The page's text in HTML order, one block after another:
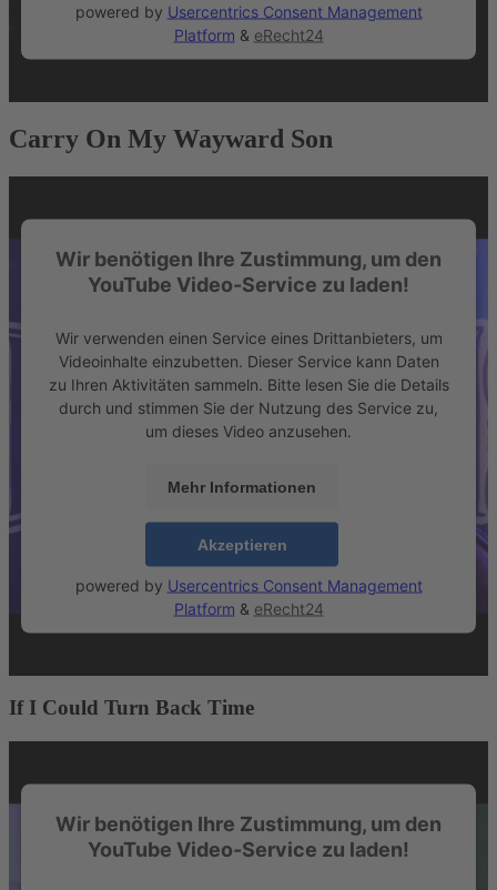
powered by Usercentrics Consent Management
Platform & eRecht24
Carry On My Wayward Son
Wir benötigen Ihre Zustimmung, um den
YouTube Video-Service zu laden!
Wir verwenden einen Service eines Drittanbieters, um
Videoinhalte einzubetten. Dieser Service kann Daten
zu Ihren Aktivitäten sammeln. Bitte lesen Sie die Details
durch und stimmen Sie der Nutzung des Service zu,
um dieses Video anzusehen.
Mehr Informationen
Akzeptieren
powered by Usercentrics Consent Management
Platform & eRecht24
If I Could Turn Back Time
Wir benötigen Ihre Zustimmung, um den
YouTube Video-Service zu laden!